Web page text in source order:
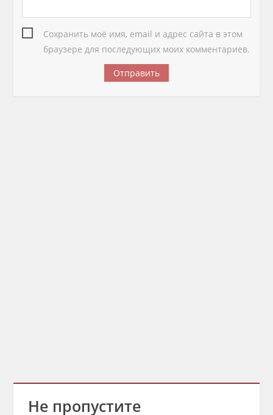
Сохранить моё имя, email и адрес сайта в этом
браузере для последующих моих комментариев.
Не пропустите